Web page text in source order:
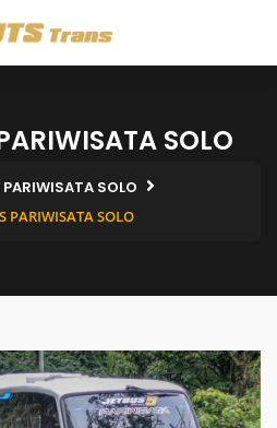
SOLO
PARIWISATA SOLO
PARIWISATA SOLO